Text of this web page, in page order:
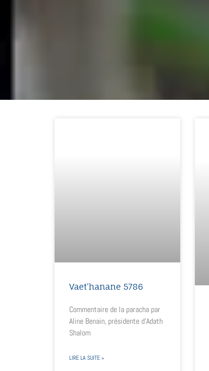
Vaet’hanane 5786
Commentaire de la paracha par
Aline Benain, présidente d’Adath
Shalom
LIRE LA SUITE »